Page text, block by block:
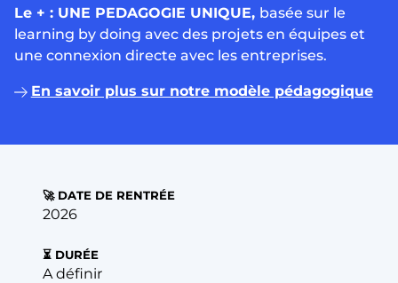
Le + : UNE PEDAGOGIE UNIQUE, basée sur le
learning by doing avec des projets en équipes et
une connexion directe avec les entreprises.
En savoir plus sur notre modèle pédagogique
🚀 DATE DE RENTRÉE
2026
⏳ DURÉE
A définir